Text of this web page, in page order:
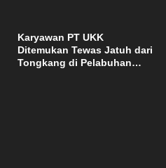
Karyawan PT UKK
Ditemukan Tewas Jatuh dari
Tongkang di Pelabuhan